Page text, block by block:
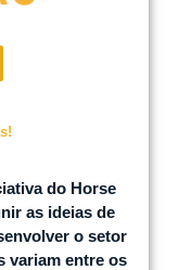
do Horse
as ideias de
o setor
variam entre os